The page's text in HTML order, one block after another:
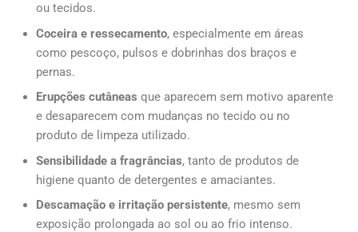
ou tecidos.
Coceira e ressecamento, especialmente em áreas
como pescoço, pulsos e dobrinhas dos braços e
pernas.
Erupções cutâneas que aparecem sem motivo aparente
e desaparecem com mudanças no tecido ou no
produto de limpeza utilizado.
Sensibilidade a fragrâncias, tanto de produtos de
higiene quanto de detergentes e amaciantes.
Descamação e irritação persistente, mesmo sem
exposição prolongada ao sol ou ao frio intenso.